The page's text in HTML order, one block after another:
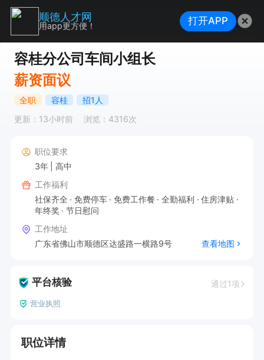
容桂分公司车间小组长
薪资面议
全职 容桂
招1人
更新：13小时前
浏览：4316次
职位要求
3年
高中
工作福利
社保齐全
免费停车 免费工作餐 全勤福利
住房津贴
年终奖
节日慰问
工作地址
广东省佛山市顺德区达盛路一横路9号
查看地图
平台核验 通过1项
营业执照
职位详情
顺德人才网
用app更方便！ 打开APP